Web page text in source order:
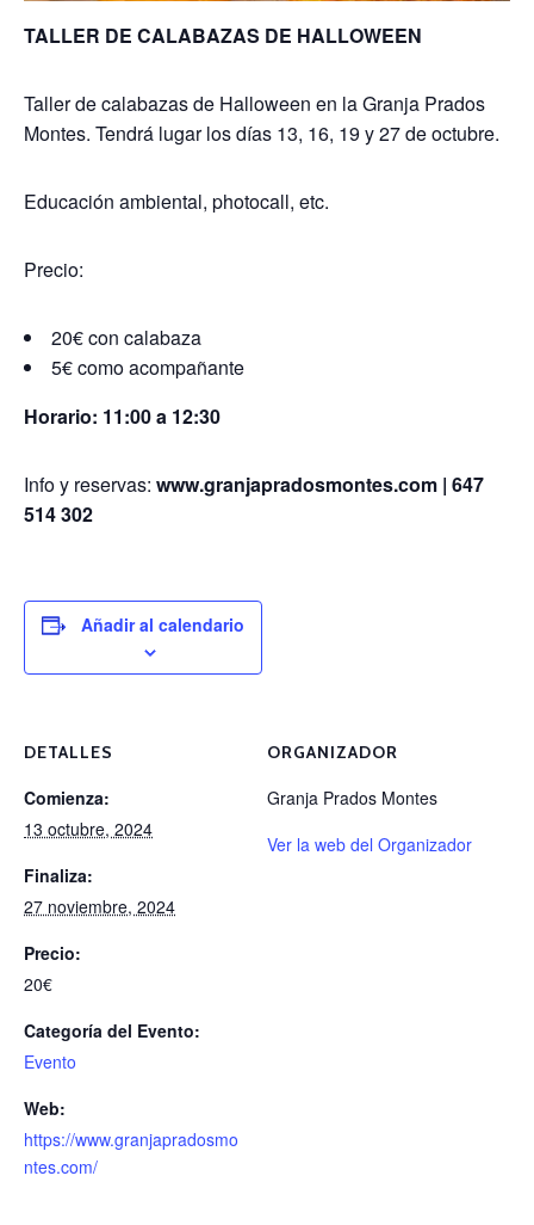
TALLER DE CALABAZAS DE HALLOWEEN
Taller de calabazas de Halloween en la Granja Prados
Montes. Tendrá lugar los días 13, 16, 19 y 27 de octubre.
Educación ambiental, photocall, etc.
Precio:
20€ con calabaza
5€ como acompañante
Horario: 11:00 a 12:30
Info y reservas: www.granjapradosmontes.com | 647
514 302
Añadir al calendario
DETALLES
Comienza:
13 octubre, 2024
Finaliza:
27 noviembre, 2024
Precio:
20€
Categoría del Evento:
Evento
Web:
https://www.granjapradosmo
ntes.com/
ORGANIZADOR
Granja Prados Montes
Ver la web del Organizador